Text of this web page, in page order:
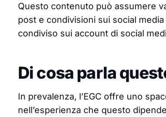
Questo contenuto può assumere
post e condivisioni sui social
condiviso sui account di social
Di cosa parla
In prevalenza, l’EGC offre uno
nell’esperienza che questo